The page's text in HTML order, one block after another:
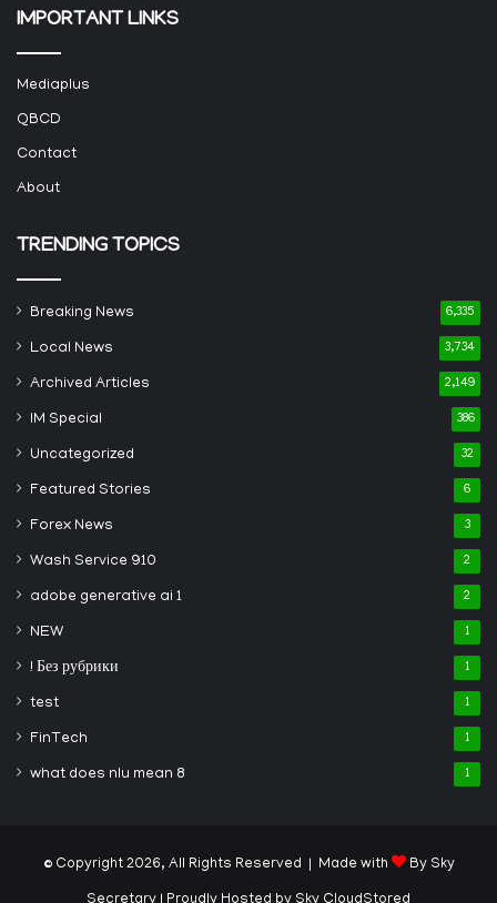
IMPORTANT LINKS
Mediaplus
QBCD
Contact
About
TRENDING TOPICS
Breaking News 6,335
Local News 3,734
Archived Articles 2,149
IM Special 386
Uncategorized 32
Featured Stories 6
Forex News 3
Wash Service 910 2
adobe generative ai 1 2
NEW 1
! Без рубрики 1
test 1
FinTech 1
what does nlu mean 8 1
© Copyright 2026, All Rights Reserved | Made with By Sky